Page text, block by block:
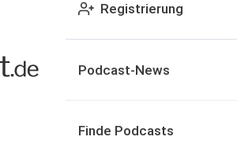
Registrierung
Podcast-News
Finde Podcasts